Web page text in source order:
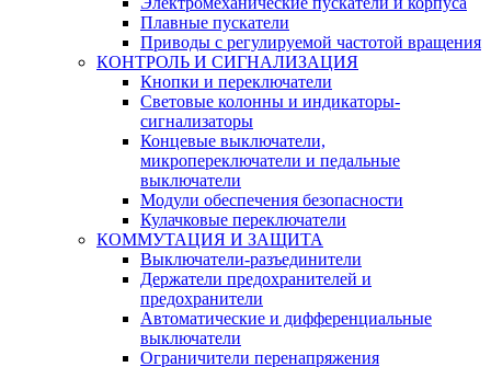
Плавные пускатели
Приводы с регулируемой частотой вращения
КОНТРОЛЬ И СИГНАЛИЗАЦИЯ
Кнопки и переключатели
Световые колонны и индикаторы-
сигнализаторы
Концевые выключатели,
микропереключатели и педальные
выключатели
Модули обеспечения безопасности
Кулачковые переключатели
КОММУТАЦИЯ И ЗАЩИТА
Выключатели-разъединители
Держатели предохранителей и
предохранители
Автоматические и дифференциальные
выключатели
Ограничители перенапряжения